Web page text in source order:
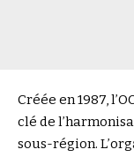
Créée en 1987,
clé de
sous-région.